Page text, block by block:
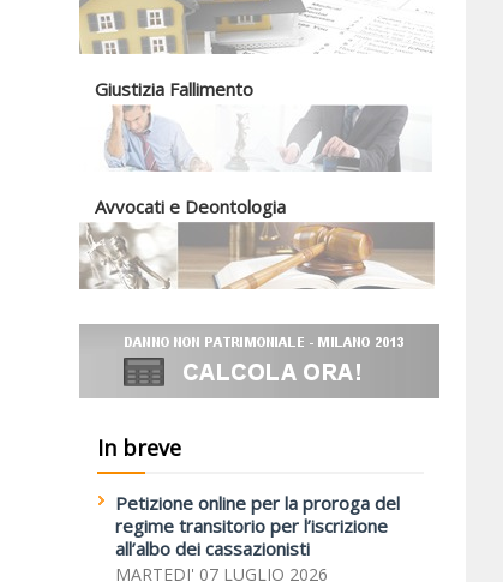
Giustizia Fallimento
Avvocati e Deontologia
In breve
Petizione online per la proroga del
regime transitorio per l’iscrizione
all’albo dei cassazionisti
MARTEDI' 07 LUGLIO 2026